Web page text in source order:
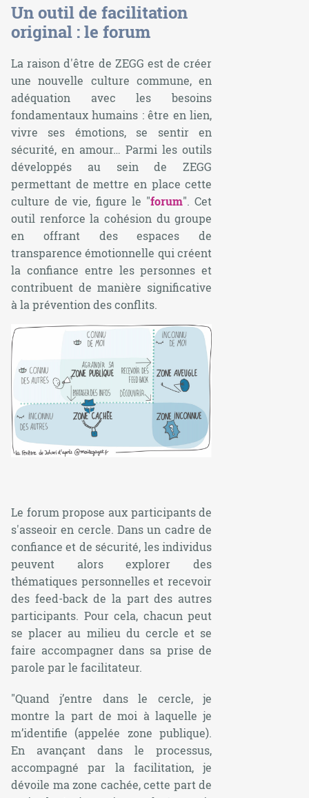
Un outil de facilitation
original : le forum
La raison d'être de ZEGG est de créer
une nouvelle culture commune, en
adéquation avec les besoins
fondamentaux humains : être en lien,
vivre ses émotions, se sentir en
sécurité, en amour… Parmi les outils
développés au sein de ZEGG
permettant de mettre en place cette
culture de vie, figure le "forum". Cet
outil renforce la cohésion du groupe
en offrant des espaces de
transparence émotionnelle qui créent
la confiance entre les personnes et
contribuent de manière significative
à la prévention des conflits.
Le forum propose aux participants de
s'asseoir en cercle. Dans un cadre de
confiance et de sécurité, les individus
peuvent alors explorer des
thématiques personnelles et recevoir
des feed-back de la part des autres
participants. Pour cela, chacun peut
se placer au milieu du cercle et se
faire accompagner dans sa prise de
parole par le facilitateur.
"Quand j’entre dans le cercle, je
montre la part de moi à laquelle je
m’identifie (appelée zone publique).
En avançant dans le processus,
accompagné par la facilitation, je
dévoile ma zone cachée, cette part de